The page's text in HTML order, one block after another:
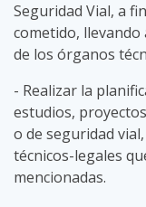
Seguridad Vial, a
cometido,
de los órganos
- Realizar la
estudios,
o de seguridad
técnicos-legales
mencionadas.